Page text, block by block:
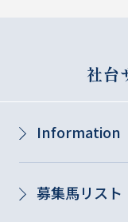
社台
Information
募集馬リスト